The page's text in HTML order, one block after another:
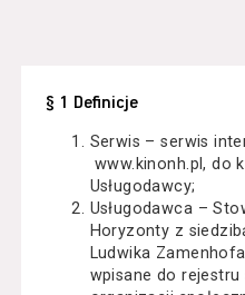
§ 1 Definicje
Serwis – serwis
www.kinonh.pl, do
Usługodawcy;
Usługodawca –
Horyzonty z
Ludwika
wpisane do